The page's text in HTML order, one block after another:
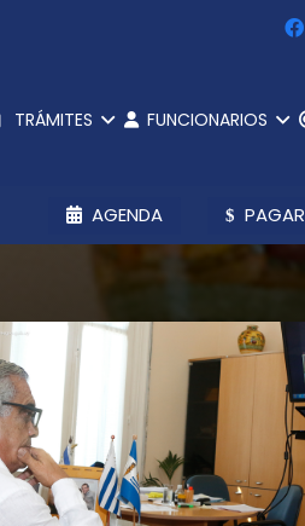
TRÁMITES FUNCIONARIOS
AGENDA PAGAR